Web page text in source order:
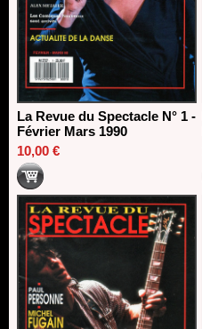
La Revue du Spectacle N° 1 -
Février Mars 1990
10,00 €